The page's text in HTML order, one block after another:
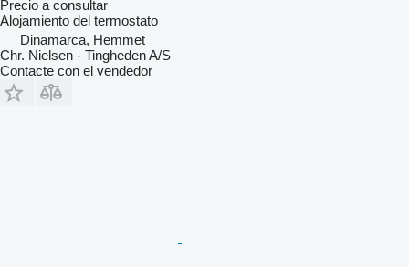
Precio a consultar
Alojamiento del termostato
Dinamarca, Hemmet
Chr. Nielsen - Tingheden A/S
Contacte con el vendedor